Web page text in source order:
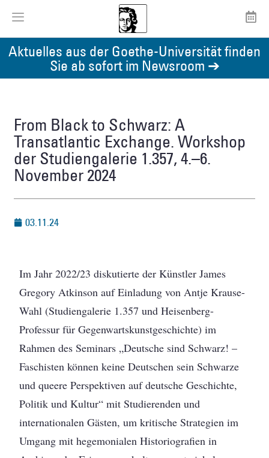
Aktuelles aus der Goethe-Universität finden
Sie ab sofort im Newsroom ➔
From Black to Schwarz: A
Transatlantic Exchange. Workshop
der Studiengalerie 1.357, 4.–6.
November 2024
03.11.24
Im Jahr 2022/23 diskutierte der Künstler James
Gregory Atkinson auf Einladung von Antje Krause-
Wahl (Studiengalerie 1.357 und Heisenberg-
Professur für Gegenwartskunstgeschichte) im
Rahmen des Seminars „Deutsche sind Schwarz! –
Faschisten können keine Deutschen sein Schwarze
und queere Perspektiven auf deutsche Geschichte,
Politik und Kultur“ mit Studierenden und
internationalen Gästen, um kritische Strategien im
Umgang mit hegemonialen Historiografien in